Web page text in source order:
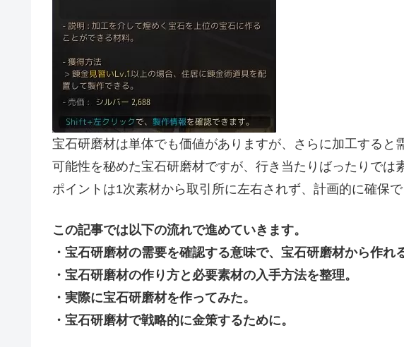
宝石研磨材は単体でも価値がありますが、さらに加工すると
可能性を秘めた宝石研磨材ですが、行き当たりばったりでは
ポイントは1次素材から取引所に左右されず、計画的に確保
この記事では以下の流れで進めていきます。
・宝石研磨材の需要を確認する意味で、宝石研磨材から作れ
・宝石研磨材の作り方と必要素材の入手方法を整理。
・実際に宝石研磨材を作ってみた。
・宝石研磨材で戦略的に金策するために。